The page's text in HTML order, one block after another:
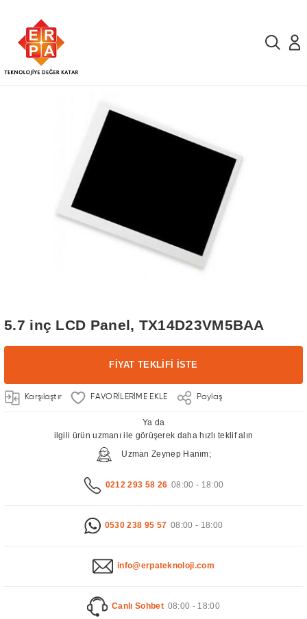
5.7 inç LCD Panel, TX14D23VM5BAA
FİYAT TEKLİFİ İSTE
Karşılaştır Paylaş
Ya da
ilgili ürün uzmanı ile görüşerek daha hızlı teklif alın
Uzman Zeynep Hanım;
0212 293 58 26 08:00 - 18:00
0530 238 95 57 08:00 - 18:00
info@erpateknoloji.com
Canlı Sohbet 08:00 - 18:00